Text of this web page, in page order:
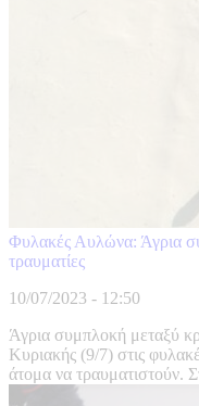
Φυλακές Αυλώνα: Άγρια
τραυματίες
10/07/2023 - 12:50
Άγρια συμπλοκή μεταξύ
Κυριακής (9/7) στις
άτομα να τραυματιστούν.